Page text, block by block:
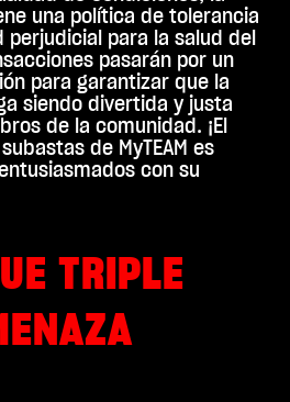
una política de tolerancia
para la salud del
pasarán por un
para garantizar que la
siendo divertida y justa
de la comunidad. ¡El
de MyTEAM es
con su
TRIPLE